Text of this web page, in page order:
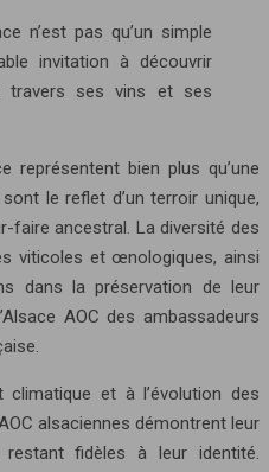
n’est pas qu’un simple
invitation à découvrir
travers ses vins et ses
représentent bien plus qu’une
le reflet d’un terroir unique,
faire ancestral. La diversité des
viticoles et œnologiques, ainsi
dans la préservation de leur
AOC des ambassadeurs
et à l’évolution des
alsaciennes démontrent leur
fidèles à leur identité.